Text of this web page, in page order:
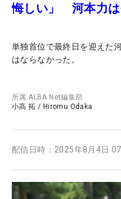
悔しい」 河本力は
単独首位で最終日を迎えた
はならなかった。
所属ALBA Net編集部
小高 拓 / Hiromu Odaka
配信日時： 2025年8月4日